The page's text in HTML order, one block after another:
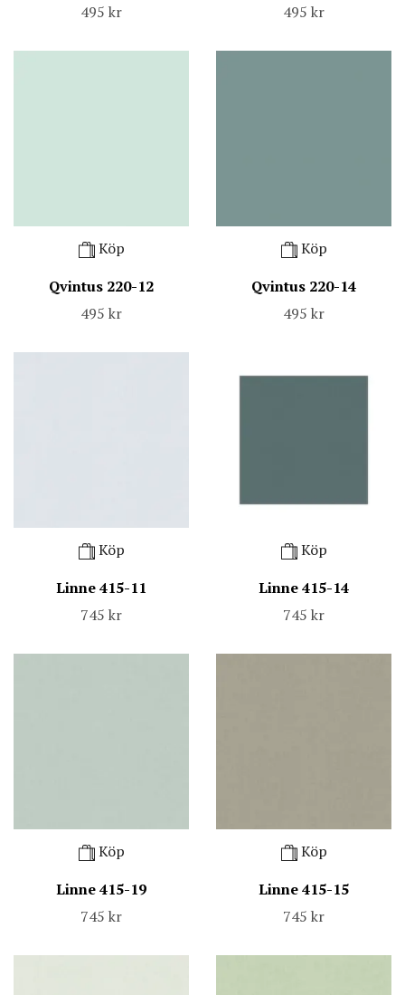
495 kr
495 kr
Köp
Qvintus 220-12
495 kr
Köp
Qvintus 220-14
495 kr
Köp
Linne 415-11
745 kr
Köp
Linne 415-14
745 kr
Köp
Linne 415-19
745 kr
Köp
Linne 415-15
745 kr